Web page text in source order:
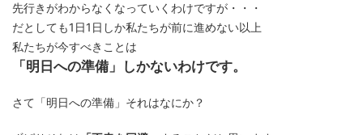
先行きがわからなくなっていくわけですが・・・
だとしても1日1日しか私たちが前に進めない以上
私たちが今すべきことは
「明日への準備」しかないわけです。
さて「明日への準備」それはなにか？